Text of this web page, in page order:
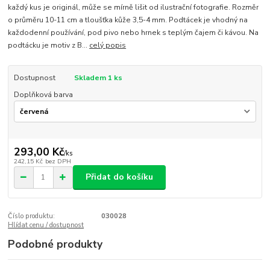
každý kus je originál, může se mírně lišit od ilustrační fotografie. Rozměr
o průměru 10-11 cm a tloušťka kůže 3,5-4 mm. Podtácek je vhodný na
každodenní používání, pod pivo nebo hrnek s teplým čajem či kávou. Na
podtácku je motiv z B... celý popis
Dostupnost
Skladem 1 ks
Doplňková barva
293,00 Kč/ks
242,15 Kč bez DPH
Přidat do košíku
Číslo produktu:
030028
Hlídat cenu / dostupnost
Podobné produkty